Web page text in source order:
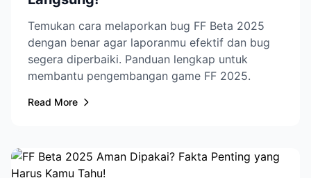
Temukan cara melaporkan bug FF Beta 2025
dengan benar agar laporanmu efektif dan bug
segera diperbaiki. Panduan lengkap untuk
membantu pengembangan game FF 2025.
Read More